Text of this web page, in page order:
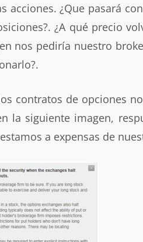
¿Que pasará
¿A qué precio
nos pediría nuestro
contratos de opciones
la siguiente imagen,
a expensas de